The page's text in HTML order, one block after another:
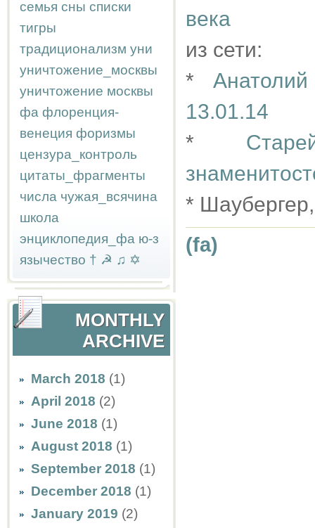
семья сны списки
тигры
традиционализм уни
уничтожение_москвы
уничтожение москвы
фа флоренция-
венеция форизмы
цензура_контроль
цитаты_фрагменты
числа чужая_всячина
школа
энциклопедия_фа ю-з
язычество † ☭ ♫ ✡
MONTHLY
ARCHIVE
March 2018 (1)
April 2018 (2)
June 2018 (1)
August 2018 (1)
September 2018 (1)
December 2018 (1)
January 2019 (2)
века
из сети:
*
13.01.14
*
*
(fa)